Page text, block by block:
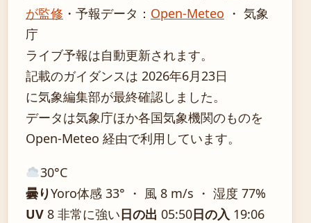
が監修 ・ 予報データ： Open-Meteo ・ 気象
庁
ライブ予報は自動更新されます。
記載のガイダンスは 2026年6月23日
に気象編集部が最終確認しました。
データは気象庁ほか各国気象機関のものを
Open-Meteo 経由で利用しています。
30°C
曇りYoro体感 33° ・ 風 8 m/s ・ 湿度 77%
UV 8 非常に強い日の出 05:50日の入 19:06